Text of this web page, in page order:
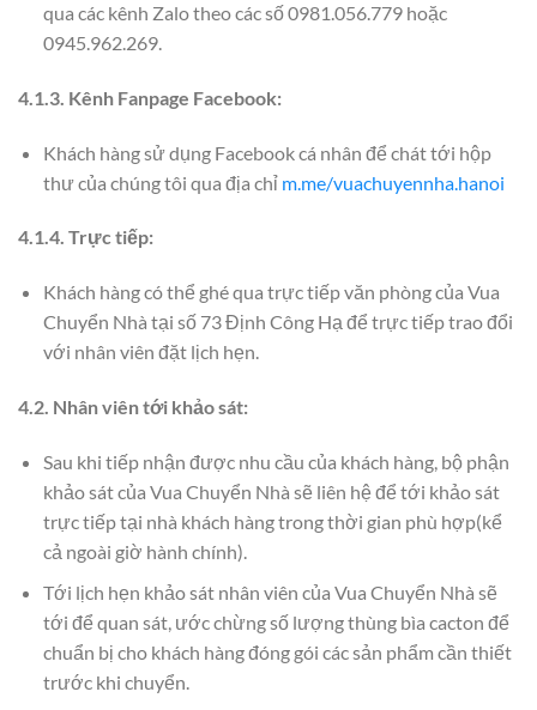
qua các kênh Zalo theo các số 0981.056.779 hoặc
0945.962.269.
4.1.3. Kênh Fanpage Facebook:
Khách hàng sử dụng Facebook cá nhân để chát tới hộp
thư của chúng tôi qua địa chỉ m.me/vuachuyennha.hanoi
4.1.4. Trực tiếp:
Khách hàng có thể ghé qua trực tiếp văn phòng của Vua
Chuyển Nhà tại số 73 Định Công Hạ để trực tiếp trao đổi
với nhân viên đặt lịch hẹn.
4.2. Nhân viên tới khảo sát:
Sau khi tiếp nhận được nhu cầu của khách hàng, bộ phận
khảo sát của Vua Chuyển Nhà sẽ liên hệ để tới khảo sát
trực tiếp tại nhà khách hàng trong thời gian phù hợp(kể
cả ngoài giờ hành chính).
Tới lịch hẹn khảo sát nhân viên của Vua Chuyển Nhà sẽ
tới để quan sát, ước chừng số lượng thùng bìa cacton để
chuẩn bị cho khách hàng đóng gói các sản phẩm cần thiết
trước khi chuyển.